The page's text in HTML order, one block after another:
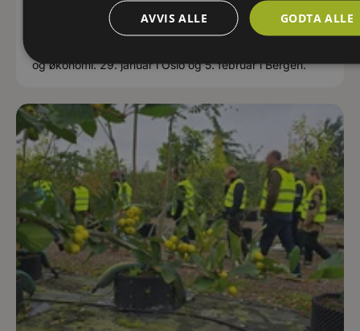
Fagdager vinter/vår 2026
Få nyttig innsikt i hvordan du kan skape varige
og økonomi. 29. januar i Oslo og 5. februar i Bergen.
GODTA ALLE
AVVIS ALLE